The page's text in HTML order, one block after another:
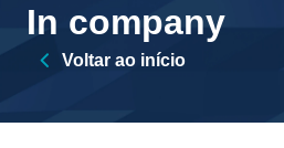
In company
Voltar ao início